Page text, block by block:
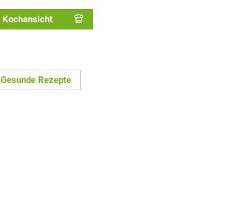
Kochansicht
Gesunde Rezepte